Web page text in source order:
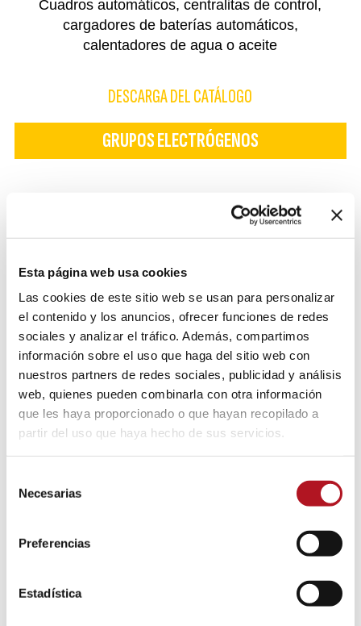
Esta página web usa cookies
Las cookies de este sitio web se usan para personalizar
el contenido y los anuncios, ofrecer funciones de redes
sociales y analizar el tráfico. Además, compartimos
información sobre el uso que haga del sitio web con
nuestros partners de redes sociales, publicidad y análisis
web, quienes pueden combinarla con otra información
que les haya proporcionado o que hayan recopilado a
partir del uso que haya hecho de sus servicios.
Necesarias
Preferencias
Estadística
Cuadros automáticos, centralitas de control,
cargadores de baterías automáticos,
calentadores de agua o aceite
DESCARGA DEL CATÁLOGO
GRUPOS ELECTRÓGENOS
MOTOBOMBA DE
IRRIGACIÓN
Centralitas de control local y vía gsm-módem,
centralitas de regulación de presión de la
bomba, actuadores y accesorios
DESCARGA DEL CATÁLOGO
GRUPOS ANTIINCENDIOS